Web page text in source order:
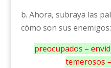
b. Ahora, subraya las
cómo son sus enemigos:
preocupados –
temerosos